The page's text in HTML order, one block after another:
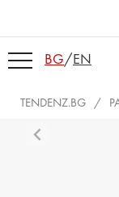
BG/EN
TENDENZ.BG